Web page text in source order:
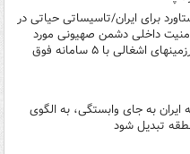
دستاورد برای ایران/تاسیساتی حیاتی در
داخلی دشمن صهیونی مورد
هدف قرار گرفت/ تهاجم فراگیر ایران به سرزمینهای اشغالی با ۵ سامانه فوق
به جای وابستگی، به الگوی
تبدیل شود